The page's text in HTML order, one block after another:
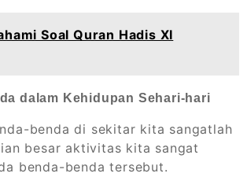
Soal Quran Hadis XI
dalam Kehidupan Sehari-hari
benda di sekitar kita sangatlah
besar aktivitas kita sangat
benda-benda tersebut.